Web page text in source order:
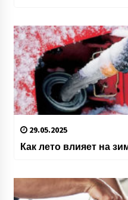
29.05.2025
Как лето влияет на